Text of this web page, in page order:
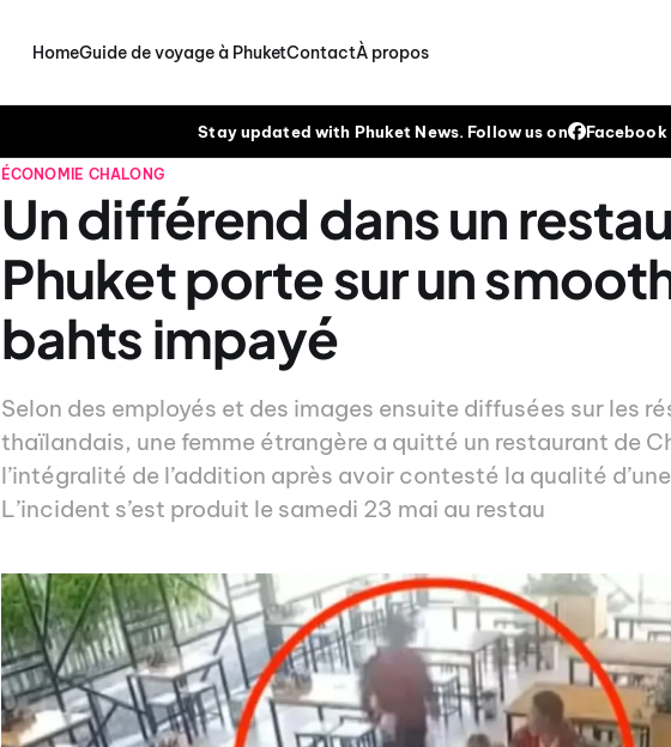
HomeGuide de voyage à PhuketContactÀ propos
Stay updated with Phuket News. Follow us on Facebook
ÉCONOMIE CHALONG
Un différend dans un
Phuket porte sur un
bahts impayé
Selon des employés et des images ensuite diffusées sur les
thaïlandais, une femme étrangère a quitté un restaurant de
l’intégralité de l’addition après avoir contesté la qualité
L’incident s’est produit le samedi 23 mai au restau